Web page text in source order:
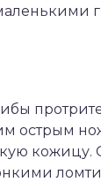
острым
кожицу.